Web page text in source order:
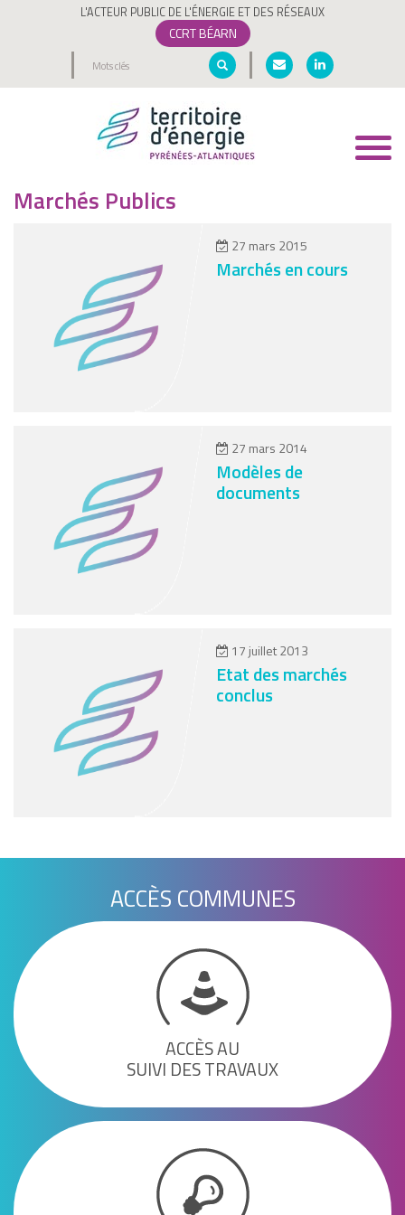
L'ACTEUR PUBLIC DE L'ÉNERGIE ET DES RÉSEAUX
CCRT BÉARN
Marchés Publics
27 mars 2015
Marchés en cours
27 mars 2014
Modèles de
documents
17 juillet 2013
Etat des marchés
conclus
ACCÈS COMMUNES
ACCÈS AU
SUIVI DES TRAVAUX